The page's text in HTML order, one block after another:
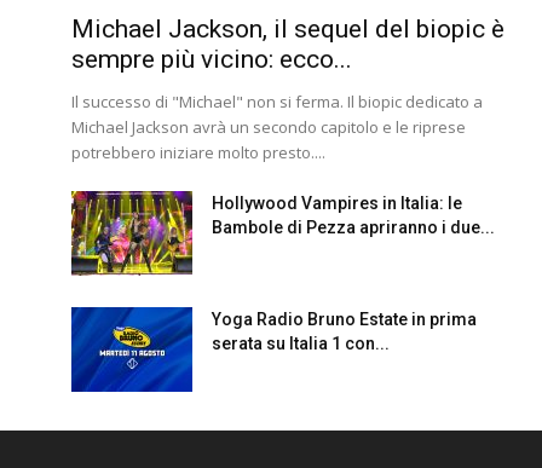
Michael Jackson, il sequel del biopic è
sempre più vicino: ecco...
Il successo di "Michael" non si ferma. Il biopic dedicato a
Michael Jackson avrà un secondo capitolo e le riprese
potrebbero iniziare molto presto....
Hollywood Vampires in Italia: le
Bambole di Pezza apriranno i due...
Yoga Radio Bruno Estate in prima
serata su Italia 1 con...